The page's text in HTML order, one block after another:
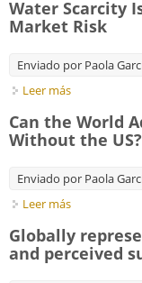
Water Scarcity
Market Risk
Enviado por Paola
Leer más
Can the World
Without the US?
Enviado por Paola
Leer más
Globally
and perceived